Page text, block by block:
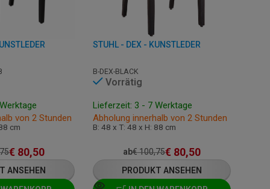
von 2 Stunden
cm
€ 80,50
ANSEHEN
STUHL - DEX - KUNSTLEDER
B-DEX-BLACK
Vorrätig
Lieferzeit: 3 - 7 Werktage
Abholung innerhalb von 2 Stunden
B: 48 x T: 48 x H: 88 cm
ab€100,75€ 80,50
PRODUKT ANSEHEN